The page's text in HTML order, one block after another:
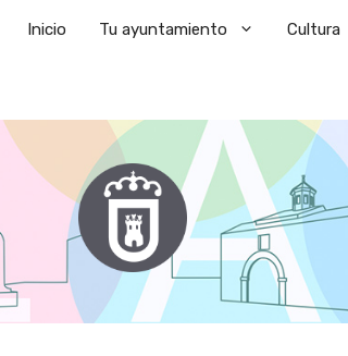
Inicio Tu ayuntamiento Cultura